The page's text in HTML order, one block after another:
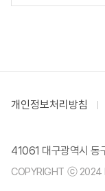
개인정보처리방침
41061 대구광역시 동
COPYRIGHT ⓒ 2024